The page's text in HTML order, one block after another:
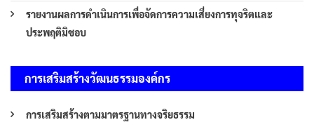
รายงานผลการดำเนินการเพื่อจัดการความเสี่ยงการทุจริตและ
ประพฤติมิชอบ
การเสริมสร้างวัฒนธรรมองค์กร
การเสริมสร้างตามมาตรฐานทางจริยธรรม